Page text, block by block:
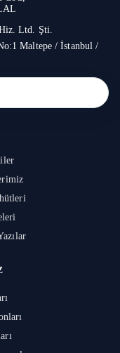
Ltd. Şti.
Maltepe / İstanbul /